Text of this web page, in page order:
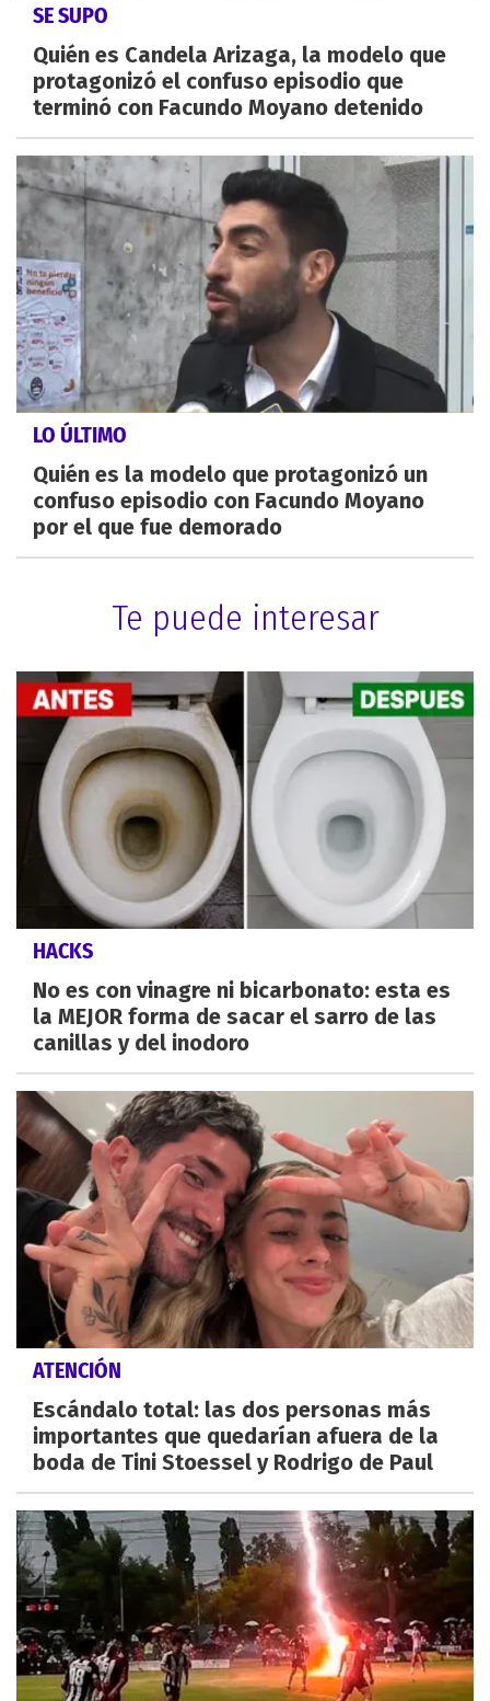
SE SUPO
Quién es Candela Arizaga, la modelo que
protagonizó el confuso episodio que
terminó con Facundo Moyano detenido
LO ÚLTIMO
Quién es la modelo que protagonizó un
confuso episodio con Facundo Moyano
por el que fue demorado
Te puede interesar
HACKS
No es con vinagre ni bicarbonato: esta es
la MEJOR forma de sacar el sarro de las
canillas y del inodoro
ATENCIÓN
Escándalo total: las dos personas más
importantes que quedarían afuera de la
boda de Tini Stoessel y Rodrigo de Paul